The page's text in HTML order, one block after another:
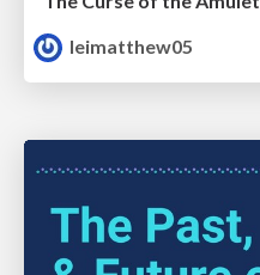
leimatthew05